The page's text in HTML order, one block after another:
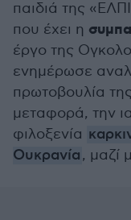
παιδιά της
που έχει η
έργο της
ενημέρωσε
πρωτοβουλία
μεταφορά, την
φιλοξενία
Ουκρανία, μαζί